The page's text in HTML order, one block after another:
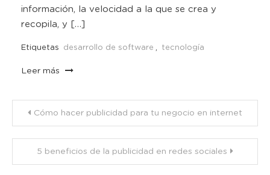
información, la velocidad a la que se crea y
recopila, y […]
Etiquetas desarrollo de software , tecnología
Leer más
Navegación
de
entradas
Cómo hacer publicidad para tu negocio en internet
5 beneficios de la publicidad en redes sociales